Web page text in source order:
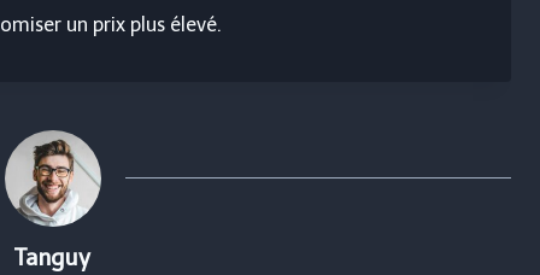
un prix plus élevé.
Tanguy